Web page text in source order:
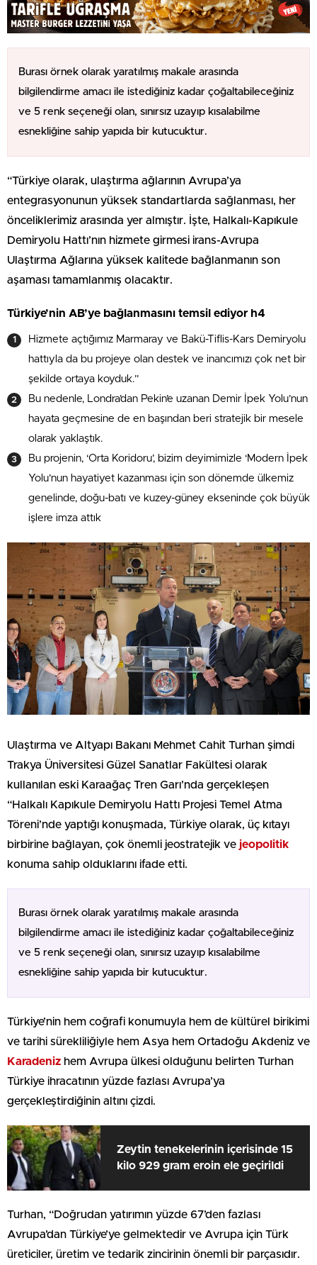
Burası örnek olarak yaratılmış makale arasında
bilgilendirme amacı ile istediğiniz kadar çoğaltabileceğiniz
ve 5 renk seçeneği olan, sınırsız uzayıp kısalabilme
esnekliğine sahip yapıda bir kutucuktur.
“Türkiye olarak, ulaştırma ağlarının Avrupa’ya
entegrasyonunun yüksek standartlarda sağlanması, her
önceliklerimiz arasında yer almıştır. İşte, Halkalı-Kapıkule
Demiryolu Hattı’nın hizmete girmesi irans-Avrupa
Ulaştırma Ağlarına yüksek kalitede bağlanmanın son
aşaması tamamlanmış olacaktır.
Türkiye’nin AB’ye bağlanmasını temsil ediyor h4
Hizmete açtığımız Marmaray ve Bakü-Tiflis-Kars Demiryolu
hattıyla da bu projeye olan destek ve inancımızı çok net bir
şekilde ortaya koyduk.”
Bu nedenle, Londra’dan Pekin’e uzanan Demir İpek Yolu’nun
hayata geçmesine de en başından beri stratejik bir mesele
olarak yaklaştık.
Bu projenin, ‘Orta Koridoru’, bizim deyimimizle ‘Modern İpek
Yolu’nun hayatiyet kazanması için son dönemde ülkemiz
genelinde, doğu-batı ve kuzey-güney ekseninde çok büyük
işlere imza attık
Ulaştırma ve Altyapı Bakanı Mehmet Cahit Turhan şimdi
Trakya Üniversitesi Güzel Sanatlar Fakültesi olarak
kullanılan eski Karaağaç Tren Garı’nda gerçekleşen
“Halkalı Kapıkule Demiryolu Hattı Projesi Temel Atma
Töreni’nde yaptığı konuşmada, Türkiye olarak, üç kıtayı
birbirine bağlayan, çok önemli jeostratejik ve jeopolitik
konuma sahip olduklarını ifade etti.
Burası örnek olarak yaratılmış makale arasında
bilgilendirme amacı ile istediğiniz kadar çoğaltabileceğiniz
ve 5 renk seçeneği olan, sınırsız uzayıp kısalabilme
esnekliğine sahip yapıda bir kutucuktur.
Türkiye’nin hem coğrafi konumuyla hem de kültürel birikimi
ve tarihi sürekliliğiyle hem Asya hem Ortadoğu Akdeniz ve
Karadeniz hem Avrupa ülkesi olduğunu belirten Turhan
Türkiye ihracatının yüzde fazlası Avrupa’ya
gerçekleştirdiğinin altını çizdi.
Zeytin tenekelerinin içerisinde 15
kilo 929 gram eroin ele geçirildi
Turhan, “Doğrudan yatırımın yüzde 67’den fazlası
Avrupa’dan Türkiye’ye gelmektedir ve Avrupa için Türk
üreticiler, üretim ve tedarik zincirinin önemli bir parçasıdır.